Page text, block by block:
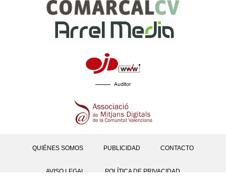
Auditor
QUIÉNES SOMOS PUBLICIDAD CONTACTO
AVISO LEGAL POLÍTICA DE PRIVACIDAD